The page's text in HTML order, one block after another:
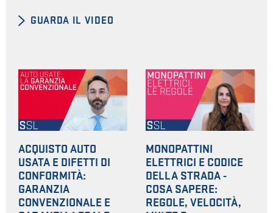
GUARDA IL VIDEO
ACQUISTO AUTO
USATA E DIFETTI DI
CONFORMITÀ:
GARANZIA
CONVENZIONALE E
MONOPATTINI
ELETTRICI E CODICE
DELLA STRADA -
COSA SAPERE:
REGOLE, VELOCITÀ,